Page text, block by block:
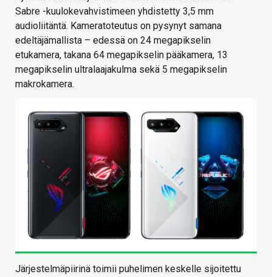
Sabre -kuulokevahvistimeen yhdistetty 3,5 mm
audioliitäntä. Kameratoteutus on pysynyt samana
edeltäjämallista – edessä on 24 megapikselin
etukamera, takana 64 megapikselin pääkamera, 13
megapikselin ultralaajakulma sekä 5 megapikselin
makrokamera.
Järjestelmäpiirinä toimii puhelimen keskelle sijoitettu